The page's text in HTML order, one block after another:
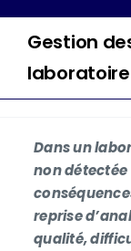
Ressources
Demander
Gestion
Dans un
non
reprise
qualité,